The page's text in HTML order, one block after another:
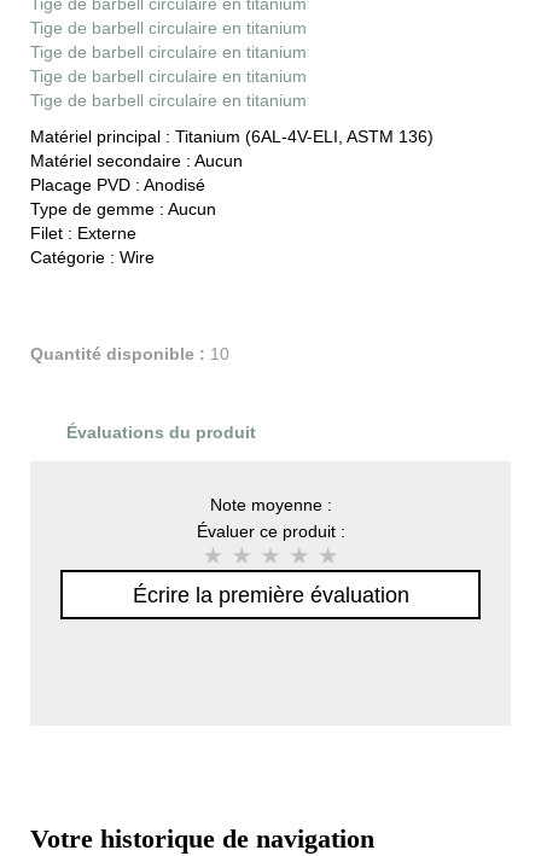
Tige de barbell circulaire en titanium
Tige de barbell circulaire en titanium
Tige de barbell circulaire en titanium
Tige de barbell circulaire en titanium
Tige de barbell circulaire en titanium
Matériel principal : Titanium (6AL-4V-ELI, ASTM 136)
Matériel secondaire : Aucun
Placage PVD : Anodisé
Type de gemme : Aucun
Filet : Externe
Catégorie : Wire
Quantité disponible : 10
Évaluations du produit
Note moyenne :
Évaluer ce produit :
Écrire la première évaluation
Votre historique de navigation